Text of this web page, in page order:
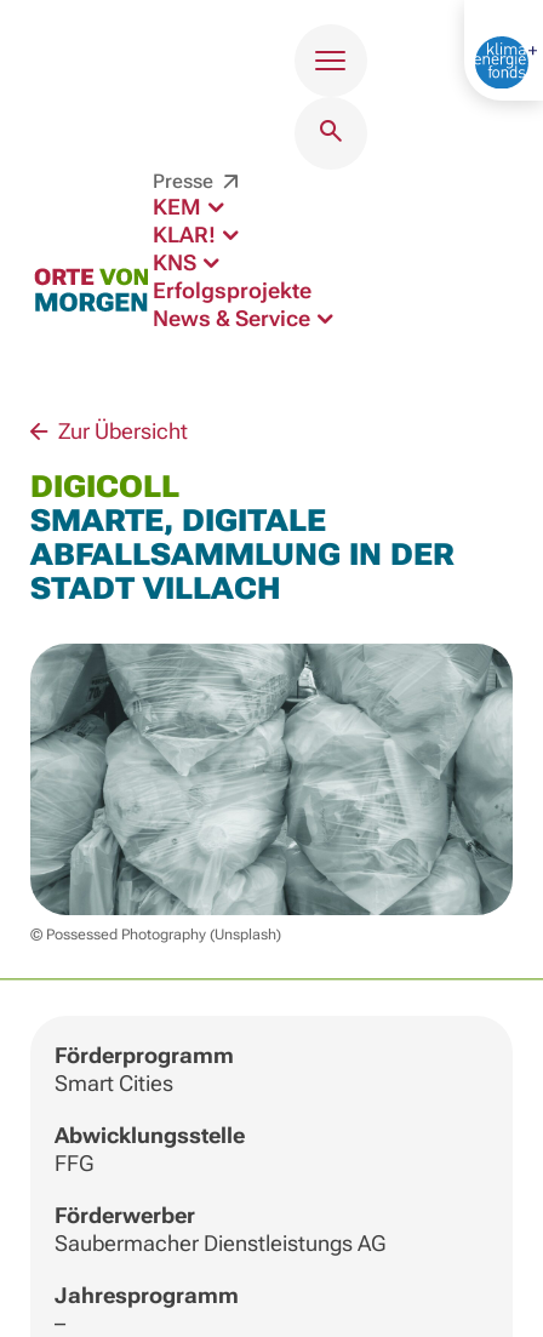
Presse
KEM
KLAR!
KNS
Erfolgsprojekte
News & Service
Zur Übersicht
DIGICOLL
SMARTE, DIGITALE
ABFALLSAMMLUNG IN DER
STADT VILLACH
© Possessed Photography (Unsplash)
Förderprogramm
Smart Cities
Abwicklungsstelle
FFG
Förderwerber
Saubermacher Dienstleistungs AG
Jahresprogramm
–